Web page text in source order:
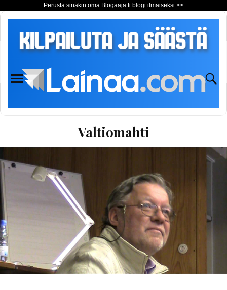
Perusta sinäkin oma Blogaaja.fi blogi ilmaiseksi >>
Valtiomahti